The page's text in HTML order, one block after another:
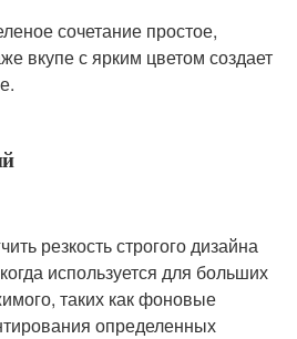
сочетание простое,
вкупе с ярким цветом создает
резкость строгого дизайна
используется для больших
таких как фоновые
определенных